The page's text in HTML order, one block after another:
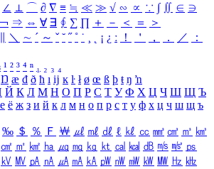
∠ ⊥ ⌒ ∂ ∇ ≡ ≒ ≪ ≫ √ ∽ ∝ ∵ ∫ ∬ ∈ ∋
⇒ ⇔ ∀ ∃ ∮ ∑ ∏ ＋ － ＜ ＝
＞
＼ ∼ ´ ～ ˇ ˘ ˝ ˚ ˙ ¸ ¡ ¿ ː ！ ＇ ， ． ／
：
¹ ² ³ ⁴ ⁿ ₁ ₂ ₃ ₄
Ŋ æ đ ð ħ ı ĳ ĸ ŀ ł ø œ ß þ ŧ ŋ ŉ
Й К Л М Н О П Р С Т У Ф Х Ц Ч Ш Щ Ъ
е ё ж з и й к л м н о п р с т у ф х ц ч ш щ ъ
‰ ＄ ％ Ｆ ￦ ㎕ ㎖ ㎗ ℓ ㎘ ㏄ ㎣ ㎤ ㎥ ㎦
㎠ ㎡ ㎢ ㏊ ㎍ ㎎ ㎏ ㏏ ㎈ ㎉ ㏈ ㎧ ㎨ ㎰
㎸ ㎹ ㎀ ㎁ ㎂ ㎃ ㎄ ㎺ ㎻ ㎽ ㎾ ㎿ ㎐ ㎑